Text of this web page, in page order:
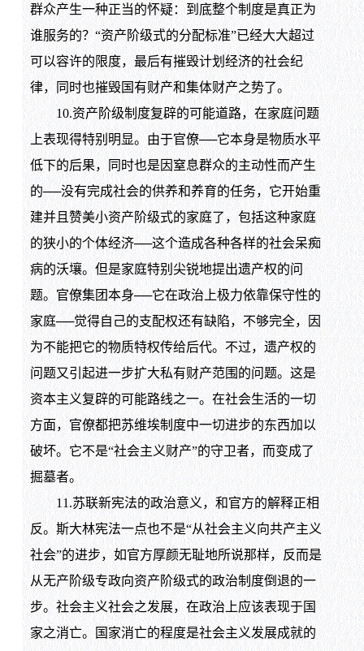
群众产生一种正当的怀疑：到底整个制度是真正为
谁服务的？“资产阶级式的分配标准”已经大大超过
可以容许的限度，最后有摧毁计划经济的社会纪
律，同时也摧毁国有财产和集体财产之势了。
10.资产阶级制度复辟的可能道路，在家庭问题
上表现得特别明显。由于官僚──它本身是物质水平
低下的后果，同时也是因窒息群众的主动性而产生
的──没有完成社会的供养和养育的任务，它开始重
建并且赞美小资产阶级式的家庭了，包括这种家庭
的狭小的个体经济──这个造成各种各样的社会呆痴
病的沃壤。但是家庭特别尖锐地提出遗产权的问
题。官僚集团本身──它在政治上极力依靠保守性的
家庭──觉得自己的支配权还有缺陷，不够完全，因
为不能把它的物质特权传给后代。不过，遗产权的
问题又引起进一步扩大私有财产范围的问题。这是
资本主义复辟的可能路线之一。在社会生活的一切
方面，官僚都把苏维埃制度中一切进步的东西加以
破坏。它不是“社会主义财产”的守卫者，而变成了
掘墓者。
11.苏联新宪法的政治意义，和官方的解释正相
反。斯大林宪法一点也不是“从社会主义向共产主义
社会”的进步，如官方厚颜无耻地所说那样，反而是
从无产阶级专政向资产阶级式的政治制度倒退的一
步。社会主义社会之发展，在政治上应该表现于国
家之消亡。国家消亡的程度是社会主义发展成就的